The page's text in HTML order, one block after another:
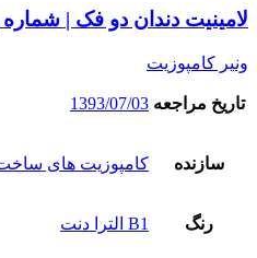
لامینیت دندان دو فک | شماره
ونیر کامپوزیت
تاریخ مراجعه 1393/07/03
سازنده کامپوزیت های ساخت
رنگ B1 الترا دنت